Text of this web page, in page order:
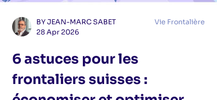
BY JEAN-MARC SABET
28 Apr 2026
Vie Frontalière
6 astuces pour les
frontaliers suisses :